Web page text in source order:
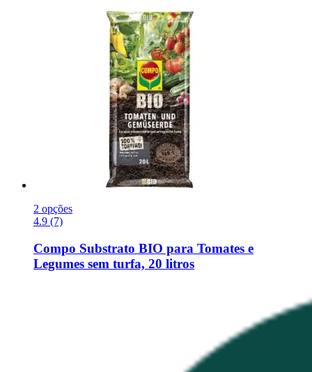
2 opções
4.9 (7)
Compo Substrato BIO para Tomates e
Legumes sem turfa, 20 litros